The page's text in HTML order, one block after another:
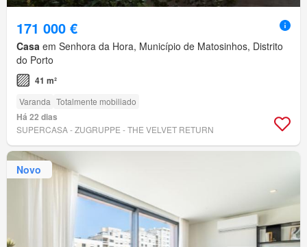
171 000 €
Casa em Senhora da Hora, Município de Matosinhos, Distrito
do Porto
41 m²
Varanda Totalmente mobiliado
Há 22 dias
SUPERCASA - ZUGRUPPE - THE VELVET RETURN
Novo